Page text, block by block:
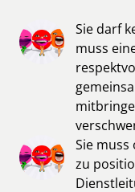
Sie darf
muss
Sie muss
zu